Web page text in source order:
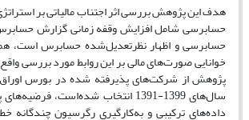
هدف این پژوهش بررسی اثر اجتناب مالیاتی بر
حسابرسی شامل افزایش وقفه زمانی گزارش
حسابرسی و اظهار نظرتعدیل‌شده حسابرس است،
خوانایی صورت‌های مالی بر این روابط مورد بررسی
پژوهش از شرکت‌های پذیرفته شده در بورس اوراق
سال‌های 1399-1391 انتخاب شده‌است،
داده‌های ترکیبی و به‌کارگیری رگرسیون چندگانه